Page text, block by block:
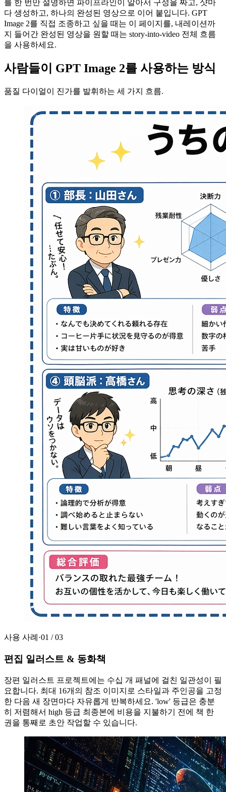
를 한 번만 설명하면 파이프라인이 알아서 구성을 짜고, 샷마
다 생성하고, 하나의 완성된 영상으로 이어 붙입니다. GPT
Image 2를 직접 조종하고 싶을 때는 이 페이지를, 내레이션까
지 들어간 완성된 영상을 원할 때는 story-into-video 전체 흐름
을 사용하세요.
사람들이 GPT Image 2를 사용하는 방식
품질 다이얼이 진가를 발휘하는 세 가지 흐름.
사용 사례 ·01 /03
편집 일러스트 & 동화책
장편 일러스트 프로젝트에는 수십 개 패널에 걸친 일관성이 필
요합니다. 최대 16개의 참조 이미지로 스타일과 주인공을 고정
한 다음 새 장면마다 자유롭게 반복하세요. 'low' 등급은 충분
히 저렴해서 high 등급 최종본에 비용을 지불하기 전에 책 한
권을 통째로 초안 작업할 수 있습니다.